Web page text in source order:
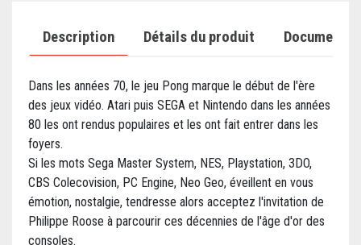
Description Détails du produit Documents
Dans les années 70, le jeu Pong marque le début de l'ère
des jeux vidéo. Atari puis SEGA et Nintendo dans les années
80 les ont rendus populaires et les ont fait entrer dans les
foyers.
Si les mots Sega Master System, NES, Playstation, 3DO,
CBS Colecovision, PC Engine, Neo Geo, éveillent en vous
émotion, nostalgie, tendresse alors acceptez l'invitation de
Philippe Roose à parcourir ces décennies de l'âge d'or des
consoles.